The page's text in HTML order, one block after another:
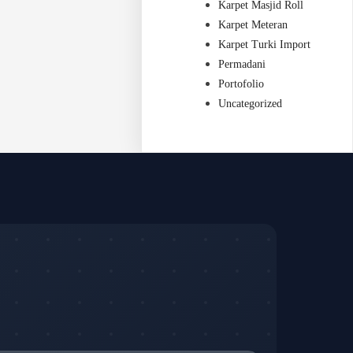
Karpet Masjid Roll
Karpet Meteran
Karpet Turki Import
Permadani
Portofolio
Uncategorized